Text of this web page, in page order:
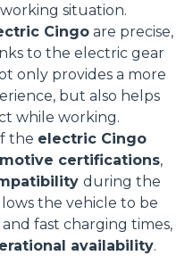
situation.
Cingo are precise,
to the electric gear
only provides a more
but also helps
while working.
the electric Cingo
certifications,
during the
the vehicle to be
and fast charging times,
availability.